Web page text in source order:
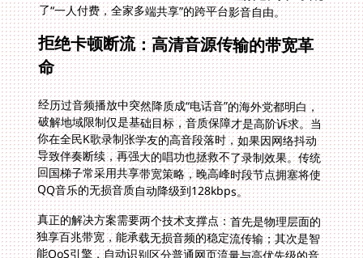
了“一人付费，全家多端共享”的跨平台影音自由。
拒绝卡顿断流：高清音源传输的带宽革
命
经历过音频播放中突然降质成“电话音”的海外党都明白，
破解地域限制仅是基础目标，音质保障才是高阶诉求。当
你在全民K歌录制张学友的高音段落时，如果因网络抖动
导致伴奏断续，再强大的唱功也拯救不了录制效果。传统
回国梯子常采用共享带宽策略，晚高峰时段节点拥塞将使
QQ音乐的无损音质自动降级到128kbps。
真正的解决方案需要两个技术支撑点：首先是物理层面的
独享百兆带宽，能承载无损音频的稳定流传输；其次是智
能QoS引擎，自动识别区分普通网页流量与高优先级的音
频数据流。当系统检测到你开启网易云音乐的Hi-Res专
区，会立即分配专有隧道保障数据传输完整性，同时调降
后台更新的网络权重。在多伦多某次留学生线上歌唱比赛
的实际应用中，选手通过设置保证全民K歌的音频包最高
传输优先级，使4K超清MV伴奏实现零延迟同步，全程未